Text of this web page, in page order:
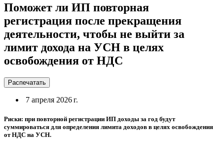
Поможет ли ИП повторная
регистрация после прекращения
деятельности, чтобы не выйти за
лимит дохода на УСН в целях
освобождения от НДС
Распечатать
7 апреля 2026 г.
Риски: при повторной регистрации ИП доходы за год будут
суммироваться для определения лимита доходов в целях освобождения
от НДС на УСН.